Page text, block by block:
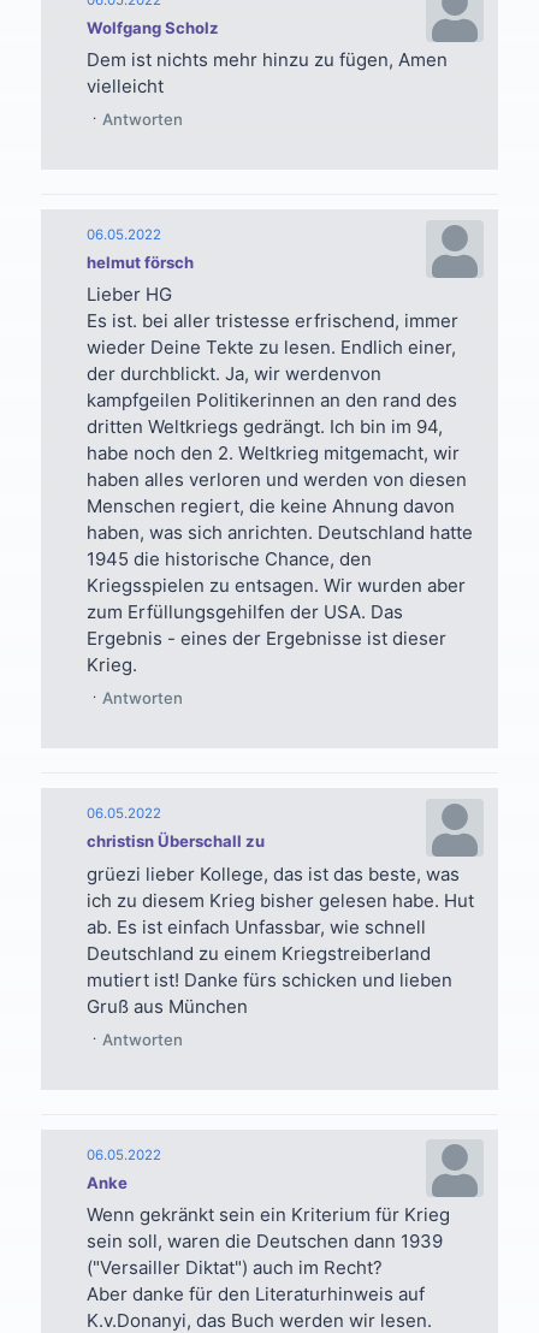
Wolfgang Scholz
Dem ist nichts mehr hinzu zu fügen, Amen
vielleicht
Antworten
helmut försch
06.05.2022
Lieber HG
Es ist. bei aller tristesse erfrischend, immer
wieder Deine Tekte zu lesen. Endlich einer,
der durchblickt. Ja, wir werdenvon
kampfgeilen Politikerinnen an den rand des
dritten Weltkriegs gedrängt. Ich bin im 94,
habe noch den 2. Weltkrieg mitgemacht, wir
haben alles verloren und werden von diesen
Menschen regiert, die keine Ahnung davon
haben, was sich anrichten. Deutschland hatte
1945 die historische Chance, den
Kriegsspielen zu entsagen. Wir wurden aber
zum Erfüllungsgehilfen der USA. Das
Ergebnis - eines der Ergebnisse ist dieser
Krieg.
Antworten
christisn Überschall zu
06.05.2022
grüezi lieber Kollege, das ist das beste, was
ich zu diesem Krieg bisher gelesen habe. Hut
ab. Es ist einfach Unfassbar, wie schnell
Deutschland zu einem Kriegstreiberland
mutiert ist! Danke fürs schicken und lieben
Gruß aus München
Antworten
Anke
06.05.2022
Wenn gekränkt sein ein Kriterium für Krieg
sein soll, waren die Deutschen dann 1939
("Versailler Diktat") auch im Recht?
Aber danke für den Literaturhinweis auf
K.v.Donanyi, das Buch werden wir lesen.